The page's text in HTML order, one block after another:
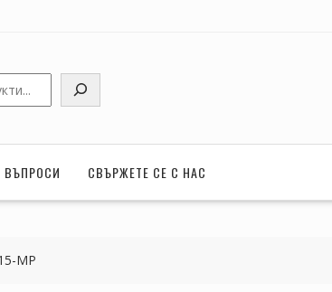
ВЪПРОСИ СВЪРЖЕТЕ СЕ С НАС
MP